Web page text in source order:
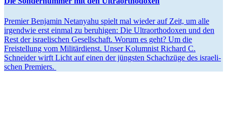
Premier Benjamin Netanyahu spielt mal wieder auf Zeit, um alle
irgendwie erst einmal zu beruhigen: Die Ultra­or­tho­doxen und den
Rest der israe­li­schen Gesell­schaft. Worum es geht? Um die
Freistellung vom Militär­dienst. Unser Kolumnist Richard C.
Schneider wirft Licht auf einen der jüngsten Schachzüge des israe­li­
schen Premiers.